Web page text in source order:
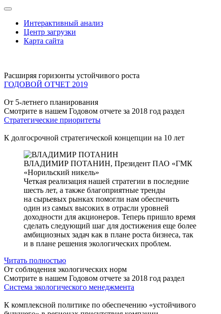
Интерактивный анализ
Центр загрузки
Карта сайта
Расширяя горизонты устойчивого роста
ГОДОВОЙ ОТЧЕТ 2019
От 5-летнего планирования
Смотрите в нашем Годовом отчете за 2018 год раздел
Стратегические приоритеты
К долгосрочной стратегической концепции на 10 лет
ВЛАДИМИР ПОТАНИН, Президент ПАО «ГМК
«Норильский никель»
Четкая реализация нашей стратегии в последние
шесть лет, а также благоприятные тренды
на сырьевых рынках помогли нам обеспечить
один из самых высоких в отрасли уровней
доходности для акционеров. Теперь пришло время
сделать следующий шаг для достижения еще более
амбициозных задач как в плане роста бизнеса, так
и в плане решения экологических проблем.
Читать полностью
От соблюдения экологических норм
Смотрите в нашем Годовом отчете за 2018 год раздел
Система экологического менеджмента
К комплексной политике по обеспечению «устойчивого